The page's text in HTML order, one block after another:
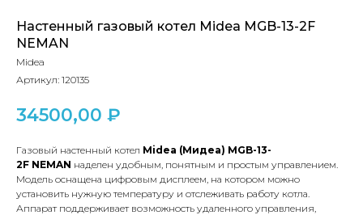
Настенный газовый котел Midea MGB-13-2F
NEMAN
Midea
Артикул: 120135
34500,00 ₽
Газовый настенный котел Midea (Мидеа) MGB-13-
2F NEMAN наделен удобным, понятным и простым управлением.
Модель оснащена цифровым дисплеем, на котором можно
установить нужную температуру и отслеживать работу котла.
Аппарат поддерживает возможность удаленного управления,